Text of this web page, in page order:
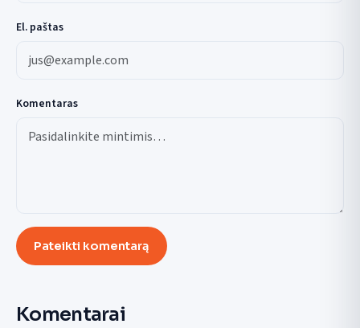
El. paštas
Komentaras
Pateikti komentarą
Komentarai